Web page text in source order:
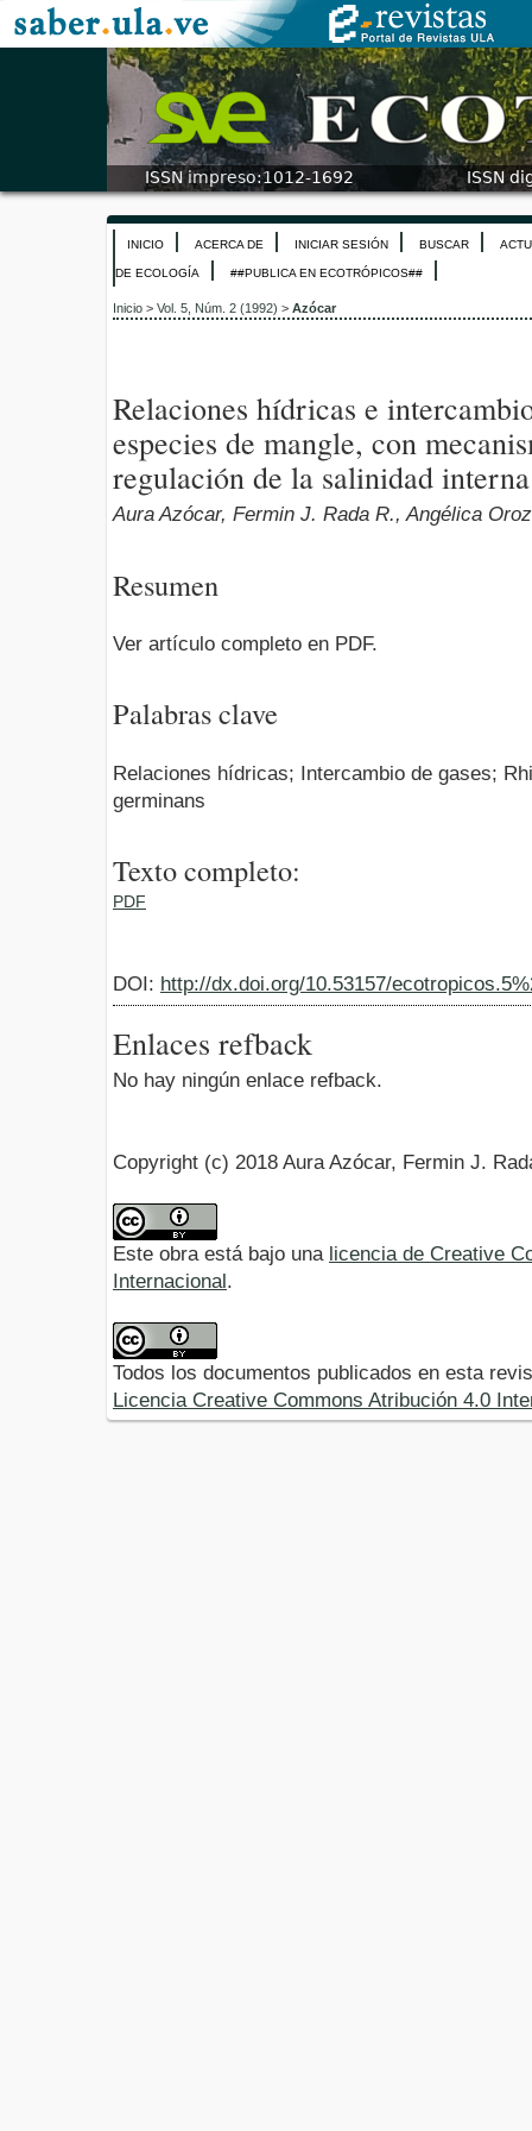
INICIO ACERCA DE INICIAR SESIÓN BUSCAR
DE ECOLOGÍA ##PUBLICA EN ECOTRÓPICOS##
Inicio > Vol. 5, Núm. 2 (1992) > Azócar
Relaciones hídricas e
especies de mangle, con
regulación de la salinidad interna
Aura Azócar, Fermin J. Rada R., Angélica
Resumen
Ver artículo completo en PDF.
Palabras clave
Relaciones hídricas; Intercambio de gases;
germinans
Texto completo:
PDF
DOI: http://dx.doi.org/10.53157/
Enlaces refback
No hay ningún enlace refback.
Copyright (c) 2018 Aura Azócar, Fermin J.
Este obra está bajo una licencia de Creative
Internacional.
Todos los documentos publicados en esta
Licencia Creative Commons Atribución 4.0